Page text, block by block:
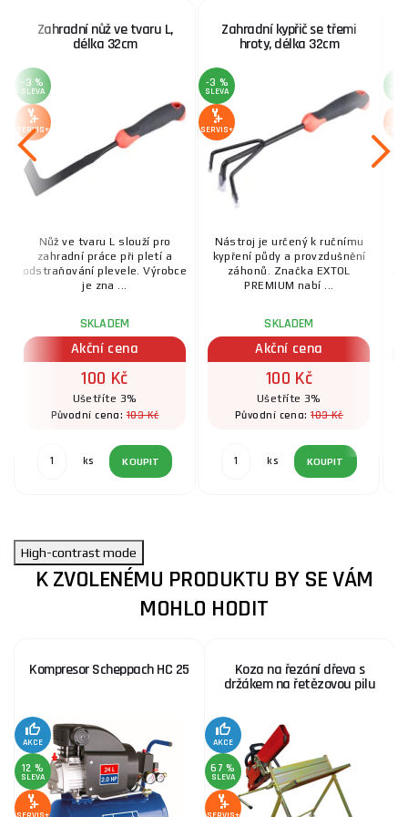
Zahradní nůž ve tvaru L,
délka 32cm
-3 %
SLEVA
SERVIS+
Nůž ve tvaru L slouží pro
zahradní práce při pletí a
odstraňování plevele. Výrobce
je zna ...
SKLADEM
Akční cena
100 Kč
Ušetříte 3%
Původní cena:103 Kč
ks KOUPIT
Zahradní kypřič se třemi
hroty, délka 32cm
-3 %
SLEVA
SERVIS+
Nástroj je určený k ručnímu
kypření půdy a provzdušnění
záhonů. Značka EXTOL
PREMIUM nabí ...
SKLADEM
Akční cena
100 Kč
Ušetříte 3%
Původní cena:103 Kč
ks KOUPIT
High-contrast mode
K ZVOLENÉMU PRODUKTU BY SE VÁM
MOHLO HODIT
Kompresor Scheppach HC 25
AKCE
12 %
SLEVA
Koza na řezání dřeva s
držákem na řetězovou pilu
AKCE
67 %
SLEVA